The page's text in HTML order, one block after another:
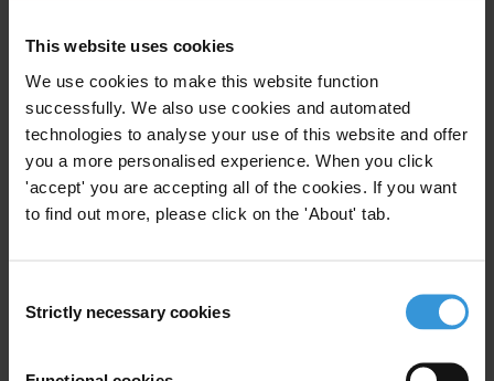
This website uses cookies
We use cookies to make this website function
successfully. We also use cookies and automated
technologies to analyse your use of this website and offer
you a more personalised experience. When you click
'accept' you are accepting all of the cookies. If you want
to find out more, please click on the 'About' tab.
Selection
Strictly necessary cookies
Esta respuesta se elaboró a partir de otra anterior
proporcionada por el servicio de asistencia Helpdesk
sobreI "Incidencia de grupos de interés en la definición
de políticas " (en inglés).
Índice
3. Referencias